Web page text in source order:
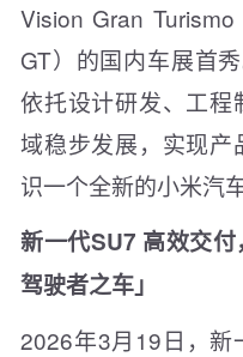
Vision Gran
GT）的国内车展首
依托设计研发、工程
域稳步发展，实现产
识一个全新的小米汽车
新一代SU7 高效交
驾驶者之车」
2026年3月19日，新